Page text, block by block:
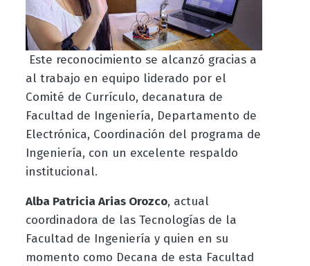
Este reconocimiento se alcanzó gracias a
al trabajo en equipo liderado por el
Comité de Currículo, decanatura de
Facultad de Ingeniería, Departamento de
Electrónica, Coordinación del programa de
Ingeniería, con un excelente respaldo
institucional.
Alba Patricia Arias Orozco, actual
coordinadora de las Tecnologías de la
Facultad de Ingeniería y quien en su
momento como Decana de esta Facultad